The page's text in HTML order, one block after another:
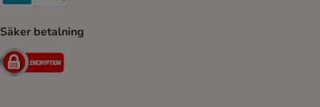
Säker betalning
Security